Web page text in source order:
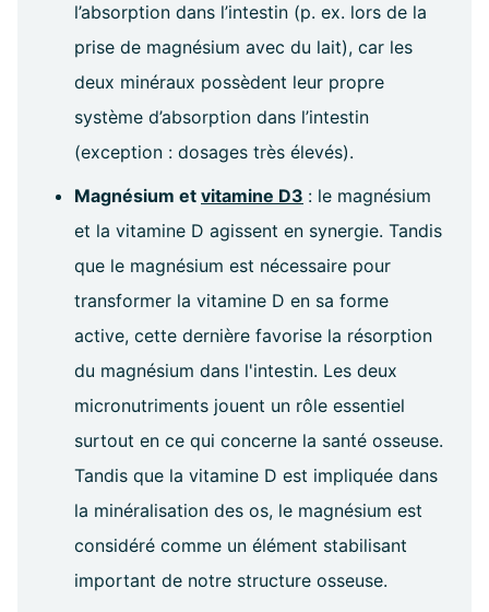
l’absorption dans l’intestin (p. ex. lors de la
prise de magnésium avec du lait), car les
deux minéraux possèdent leur propre
système d’absorption dans l’intestin
(exception : dosages très élevés).
Magnésium et vitamine D3 : le magnésium
et la vitamine D agissent en synergie. Tandis
que le magnésium est nécessaire pour
transformer la vitamine D en sa forme
active, cette dernière favorise la résorption
du magnésium dans l'intestin. Les deux
micronutriments jouent un rôle essentiel
surtout en ce qui concerne la santé osseuse.
Tandis que la vitamine D est impliquée dans
la minéralisation des os, le magnésium est
considéré comme un élément stabilisant
important de notre structure osseuse.